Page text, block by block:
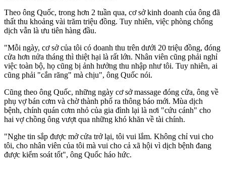
Theo ông Quốc, trong hơn 2 tuần qua, cơ sở kinh doanh của ông đã
thất thu khoảng vài trăm triệu đồng. Tuy nhiên, việc phòng chống
dịch vẫn là ưu tiên hàng đầu.
"Mỗi ngày, cơ sở của tôi có doanh thu trên dưới 20 triệu đồng, đóng
cửa hơn nửa tháng thì thiệt hại là rất lớn. Nhân viên cũng phải nghỉ
việc toàn bộ, họ cũng bị ảnh hưởng thu nhập như tôi. Tuy nhiên, ai
cũng phải "cắn răng" mà chịu", ông Quốc nói.
Cũng theo ông Quốc, những ngày cơ sở massage đóng cửa, ông về
phụ vợ bán cơm và chờ thành phố ra thông báo mới. Mùa dịch
bệnh, chính quán cơm nhỏ của gia đình lại là nơi "cứu cánh" cho
hai vợ chồng ông vượt qua những khó khăn về tài chính.
"Nghe tin sắp được mở cửa trở lại, tôi vui lắm. Không chỉ vui cho
tôi, cho nhân viên của tôi mà vui cho cả xã hội vì dịch bệnh đang
được kiểm soát tốt", ông Quốc háo hức.